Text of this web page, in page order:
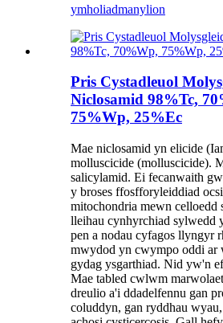
ymholiadmanylion
Pris Cystadleuol
Niclosamid 98%Tc,
75%Wp, 25%Ec
Mae niclosamid yn elicide
molluscicide (molluscicide).
salicylamid. Ei fecanwaith
y broses ffosfforyleiddiad
mitochondria mewn celloedd
lleihau cynhyrchiad sylwedd
pen a nodau cyfagos llyngyr
mwydod yn cwympo oddi ar
gydag ysgarthiad. Nid yw'n
Mae tabled cwlwm
dreulio a'i ddadelfennu gan
coluddyn, gan ryddhau